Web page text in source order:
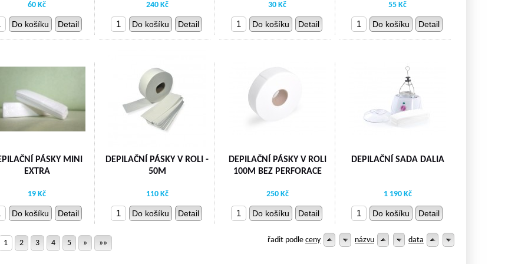
60 Kč
Do košíku Detail
240 Kč
Do košíku Detail
30 Kč
Do košíku Detail
55 Kč
Do košíku Detail
PÁSKY MINI
EXTRA
19 Kč
Do košíku Detail
DEPILAČNÍ PÁSKY V ROLI -
50M
110 Kč
Do košíku Detail
DEPILAČNÍ PÁSKY V ROLI
100M BEZ PERFORACE
250 Kč
Do košíku Detail
DEPILAČNÍ SADA DALIA
1 190 Kč
Do košíku Detail
1 2 3 4 5 » »» řadit podle ceny názvu data